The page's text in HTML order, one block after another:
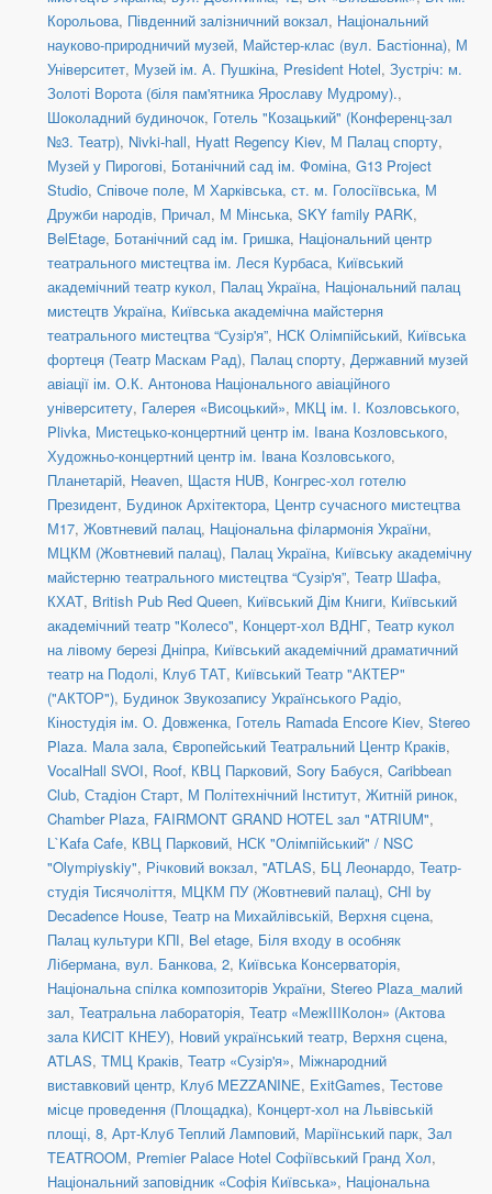
Корольова, Південний залізничний вокзал, Національний
науково-природничий музей, Майстер-клас (вул. Бастіонна), М
Університет, Музей ім. А. Пушкіна, President Hotel, Зустріч: м.
Золоті Ворота (біля пам'ятника Ярославу Мудрому).,
Шоколадний будиночок, Готель "Козацький" (Конференц-зал
№3. Театр), Nivki-hall, Hyatt Regency Kiev, М Палац спорту,
Музей у Пирогові, Ботанічний сад ім. Фоміна, G13 Project
Studio, Співоче поле, М Харківська, ст. м. Голосіївська, М
Дружби народів, Причал, М Мінська, SKY family PARK,
BelEtage, Ботанічний сад ім. Гришка, Національний центр
театрального мистецтва ім. Леся Курбаса, Київський
академічний театр кукол, Палац Україна, Національний палац
мистецтв Україна, Київська академічна майстерня
театрального мистецтва “Сузір'я”, НСК Олімпійський, Київська
фортеця (Театр Маскам Рад), Палац спорту, Державний музей
авіації ім. О.К. Антонова Національного авіаційного
університету, Галерея «Висоцький», МКЦ ім. І. Козловського,
Plivka, Мистецько-концертний центр ім. Івана Козловського,
Художньо-концертний центр ім. Івана Козловського,
Планетарій, Heaven, Щастя HUB, Конгрес-хол готелю
Президент, Будинок Архітектора, Центр сучасного мистецтва
М17, Жовтневий палац, Національна філармонія України,
МЦКМ (Жовтневий палац), Палац Україна, Київську академічну
майстерню театрального мистецтва “Сузір'я”, Театр Шафа,
КХАТ, British Pub Red Queen, Київський Дім Книги, Київський
академічний театр "Колесо", Концерт-хол ВДНГ, Театр кукол
на лівому березі Дніпра, Київський академічний драматичний
театр на Подолі, Клуб ТАТ, Київський Театр "АКТЕР"
("АКТОР"), Будинок Звукозапису Українського Радіо,
Кіностудія ім. О. Довженка, Готель Ramada Encore Kiev, Stereo
Plaza. Мала зала, Європейський Театральний Центр Краків,
VocalHall SVOI, Roof, КВЦ Парковий, Sory Бабуся, Caribbean
Club, Стадіон Старт, М Політехнічний Інститут, Житній ринок,
Chamber Plaza, FAIRMONT GRAND HOTEL зал "ATRIUM",
L`Kafa Cafe, КВЦ Парковий, НСК "Олімпійський" / NSC
"Olympiyskiy", Річковий вокзал, ''ATLAS, БЦ Леонардо, Театр-
студія Тисячоліття, МЦКМ ПУ (Жовтневий палац), CHI by
Decadence House, Театр на Михайлівській, Верхня сцена,
Палац культури КПІ, Bel etage, Біля входу в особняк
Лібермана, вул. Банкова, 2, Київська Консерваторія,
Національна спілка композиторів України, Stereo Plaza_малий
зал, Театральна лабораторія, Театр «МежIIIКолон» (Актова
зала КИСІТ КНЕУ), Новий український театр, Верхня сцена,
ATLAS, ТМЦ Краків, Театр «Сузір'я», Міжнародний
виставковий центр, Клуб MEZZANINE, ExitGames, Тестове
місце проведення (Площадка), Концерт-хол на Львівській
площі, 8, Арт-Клуб Теплий Ламповий, Маріїнський парк, Зал
TEATROOM, Premier Palace Hotel Софіївський Гранд Хол,
Національний заповідник «Софія Київська», Національна